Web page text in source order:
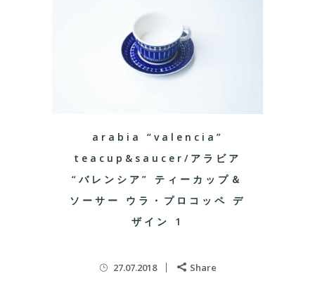
arabia “valencia”
teacup&saucer/アラビア
“バレンシア” ティーカップ＆
ソーサー ウラ・プロコッペ デ
ザイン 1
27.07.2018 Share